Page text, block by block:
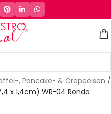
, Pancake- & Crepeeisen /
x 1,4cm) WR-04 Rondo